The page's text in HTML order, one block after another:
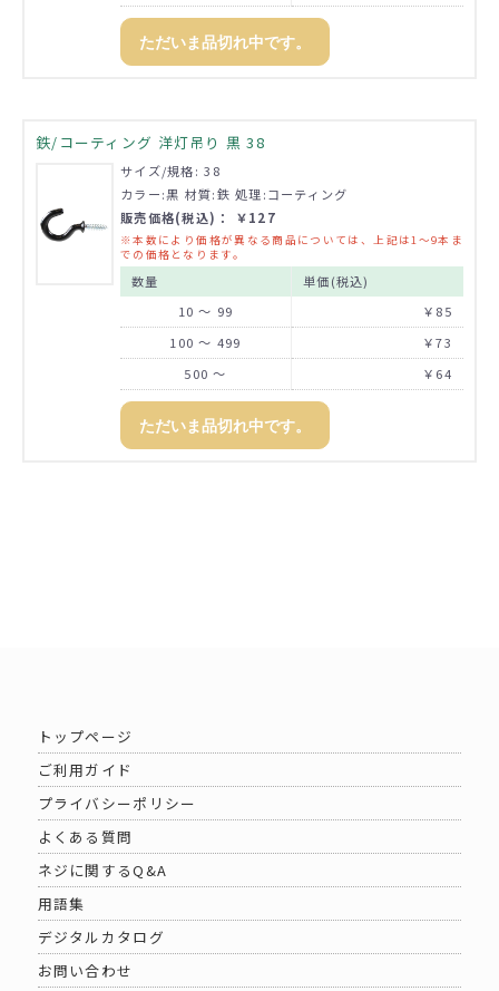
ただいま品切れ中です。
鉄/コーティング 洋灯吊り 黒 38
サイズ/規格: 38
カラー:黒 材質:鉄 処理:コーティング
販売価格(税込)： ￥127
※本数により価格が異なる商品については、上記は1～9本ま
での価格となります。
数量
単価(税込)
10 ～ 99
￥85
100 ～ 499
￥73
500 ～
￥64
ただいま品切れ中です。
トップページ
ご利用ガイド
プライバシーポリシー
よくある質問
ネジに関するQ&A
用語集
デジタルカタログ
お問い合わせ